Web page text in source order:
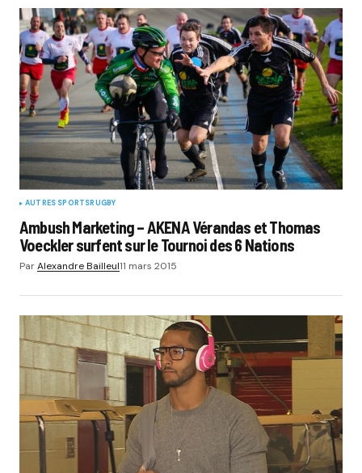
AUTRES SPORTSRUGBY
Ambush Marketing – AKENA Vérandas et Thomas
Voeckler surfent sur le Tournoi des 6 Nations
ParAlexandre Bailleul11 mars 2015